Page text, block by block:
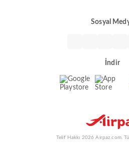
Sosyal
İndir
Telif Hakkı 2026 Airpaz.com.